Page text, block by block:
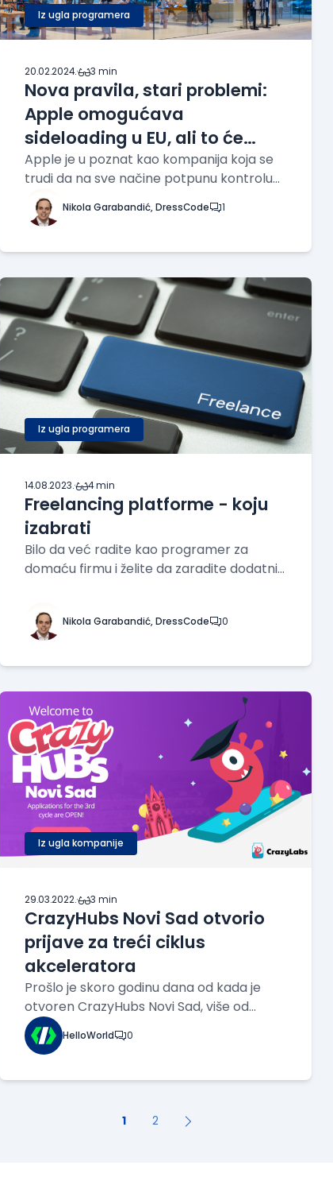
Iz ugla programera
20.02.2024.· 3 min
Nova pravila, stari problemi:
Apple omogućava
sideloading u EU, ali to će
staviti developere u
nezavidnu situaciju
Apple je u poznat kao kompanija koja se
trudi da na sve načine potpunu kontrolu
nad iPhone telefonima - svojim
najprodavanijim uređajima je počeo da
laptopovima i tabletima još 2015. godine
(prvi put sa MacBook Pro
Nikola Garabandić, DressCode 1
Iz ugla programera
14.08.2023.· 4 min
Freelancing platforme - koju
izabrati
Bilo da već radite kao programer za
domaću firmu i želite da zaradite dodatni
o samim platformama, koje su im
prednosti i koje su im mane. Pošto sam
zadnjih 5 godina
Nikola Garabandić, DressCode 0
Iz ugla kompanije
29.03.2022.· 3 min
CrazyHubs Novi Sad otvorio
prijave za treći ciklus
akceleratora
Prošlo je skoro godinu dana od kada je
otvoren CrazyHubs Novi Sad, više od
godinu dana od kako je CrazyLabs
pokrenuo CrazyHubs inicijativu širom
treći ciklus i pozivamo sve zainteresovane
HelloWorld 0
1 2